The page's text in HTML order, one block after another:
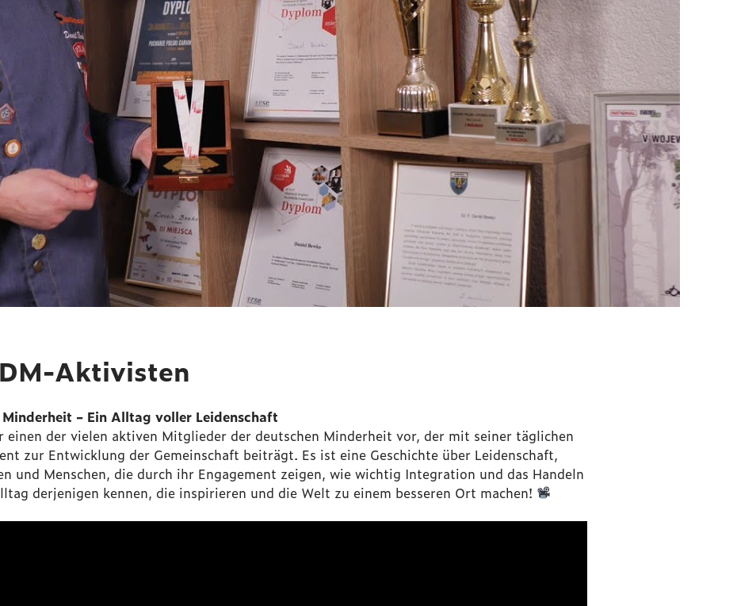
Aktivisten
Minderheit – Ein Alltag voller Leidenschaft
einen der vielen aktiven Mitglieder der deutschen Minderheit vor, der mit seiner täglichen
zur Entwicklung der Gemeinschaft beiträgt. Es ist eine Geschichte über Leidenschaft,
und Menschen, die durch ihr Engagement zeigen, wie wichtig Integration und das Handeln
derjenigen kennen, die inspirieren und die Welt zu einem besseren Ort machen!